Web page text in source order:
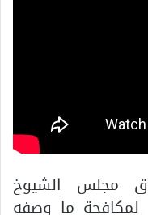
مجلس الشيوخ
ما وصفه